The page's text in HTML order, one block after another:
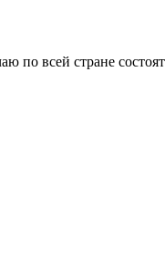
по всей стране